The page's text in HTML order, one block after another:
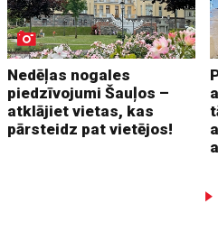
Nedēļas nogales
piedzīvojumi Šauļos –
atklājiet vietas, kas
pārsteidz pat vietējos!